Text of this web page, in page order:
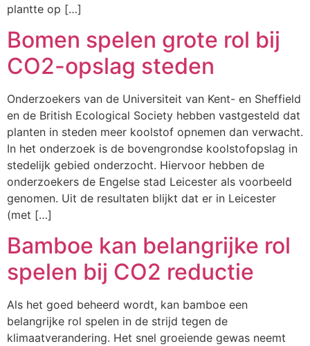
plantte op […]
Bomen spelen grote rol bij
CO2-opslag steden
Onderzoekers van de Universiteit van Kent- en Sheffield
en de British Ecological Society hebben vastgesteld dat
planten in steden meer koolstof opnemen dan verwacht.
In het onderzoek is de bovengrondse koolstofopslag in
stedelijk gebied onderzocht. Hiervoor hebben de
onderzoekers de Engelse stad Leicester als voorbeeld
genomen. Uit de resultaten blijkt dat er in Leicester
(met […]
Bamboe kan belangrijke rol
spelen bij CO2 reductie
Als het goed beheerd wordt, kan bamboe een
belangrijke rol spelen in de strijd tegen de
klimaatverandering. Het snel groeiende gewas neemt